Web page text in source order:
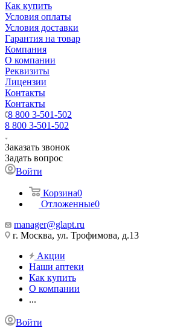
Как купить
Условия оплаты
Условия доставки
Гарантия на товар
Компания
О компании
Реквизиты
Лицензии
Контакты
Контакты
8 800 3-501-502
8 800 3-501-502
Заказать звонок
Задать вопрос
Войти
Корзина0
Отложенные0
manager@glapt.ru
г. Москва, ул. Трофимова, д.13
Акции
Наши аптеки
Как купить
О компании
...
Войти